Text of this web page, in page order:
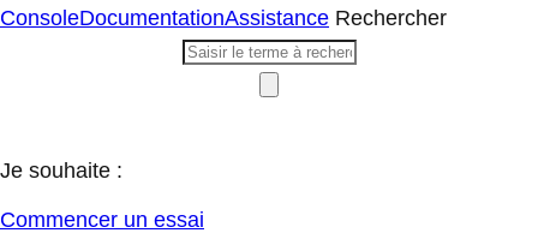
ConsoleDocumentationAssistance Rechercher
Je souhaite :
Commencer un essai